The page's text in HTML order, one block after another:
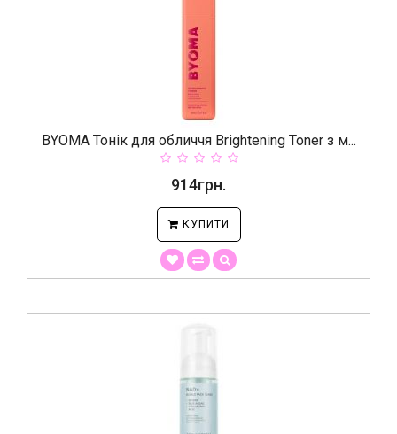
BYOMA Тонік для обличчя Brightening Toner з м...
914грн.
КУПИТИ